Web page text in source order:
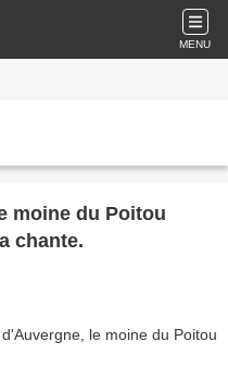
MENU
la chante.